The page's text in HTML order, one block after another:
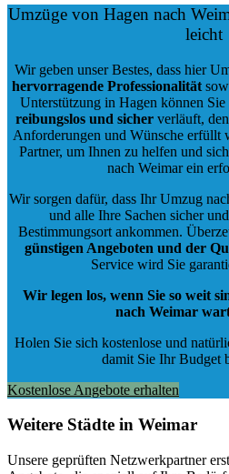
Umzüge von Hagen nach
leicht
Wir geben unser Bestes, dass hier
hervorragende Professionalität
Unterstützung in Hagen können
reibungslos und sicher verläuft,
Anforderungen und Wünsche erfüllt
Partner, um Ihnen zu helfen und
nach Weimar ein
Wir sorgen dafür, dass Ihr Umzug
und alle Ihre Sachen sicher
Bestimmungsort ankommen.
günstigen Angeboten und der
Service wird Sie
Wir legen los, wenn Sie so weit
nach Weimar
Holen Sie sich kostenlose und
damit Sie Ihr Budget
Kostenlose Angebote erhalten
Weitere Städte in Weimar
Unsere geprüften Netzwerkpartner